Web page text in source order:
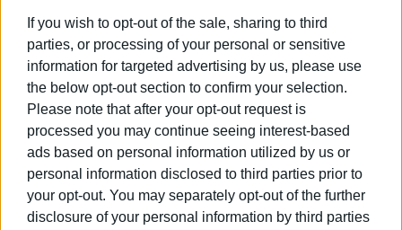
If you wish to opt-out of the sale, sharing to third
parties, or processing of your personal or sensitive
information for targeted advertising by us, please use
the below opt-out section to confirm your selection.
Please note that after your opt-out request is
processed you may continue seeing interest-based
ads based on personal information utilized by us or
personal information disclosed to third parties prior to
your opt-out. You may separately opt-out of the further
disclosure of your personal information by third parties
Εμφανίσεις: 2079
ΓΙΩΡΓΟΣ ΚΑΤΣΑΪΤΗΣ